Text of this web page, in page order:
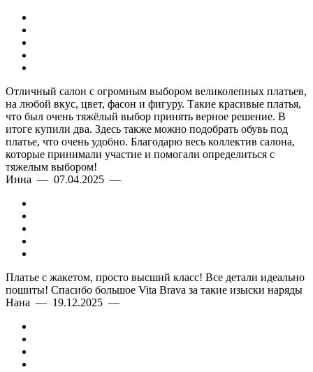
Отличный салон с огромным выбором великолепных платьев,
на любой вкус, цвет, фасон и фигуру. Такие красивые платья,
что был очень тяжёлый выбор принять верное решение. В
итоге купили два. Здесь также можно подобрать обувь под
платье, что очень удобно. Благодарю весь коллектив салона,
которые принимали участие и помогали определиться с
тяжелым выбором!
Инна — 07.04.2025 —
Платье с жакетом, просто высший класс! Все детали идеально
пошиты! Спасибо большое Vita Brava за такие изыски наряды
Нана — 19.12.2025 —